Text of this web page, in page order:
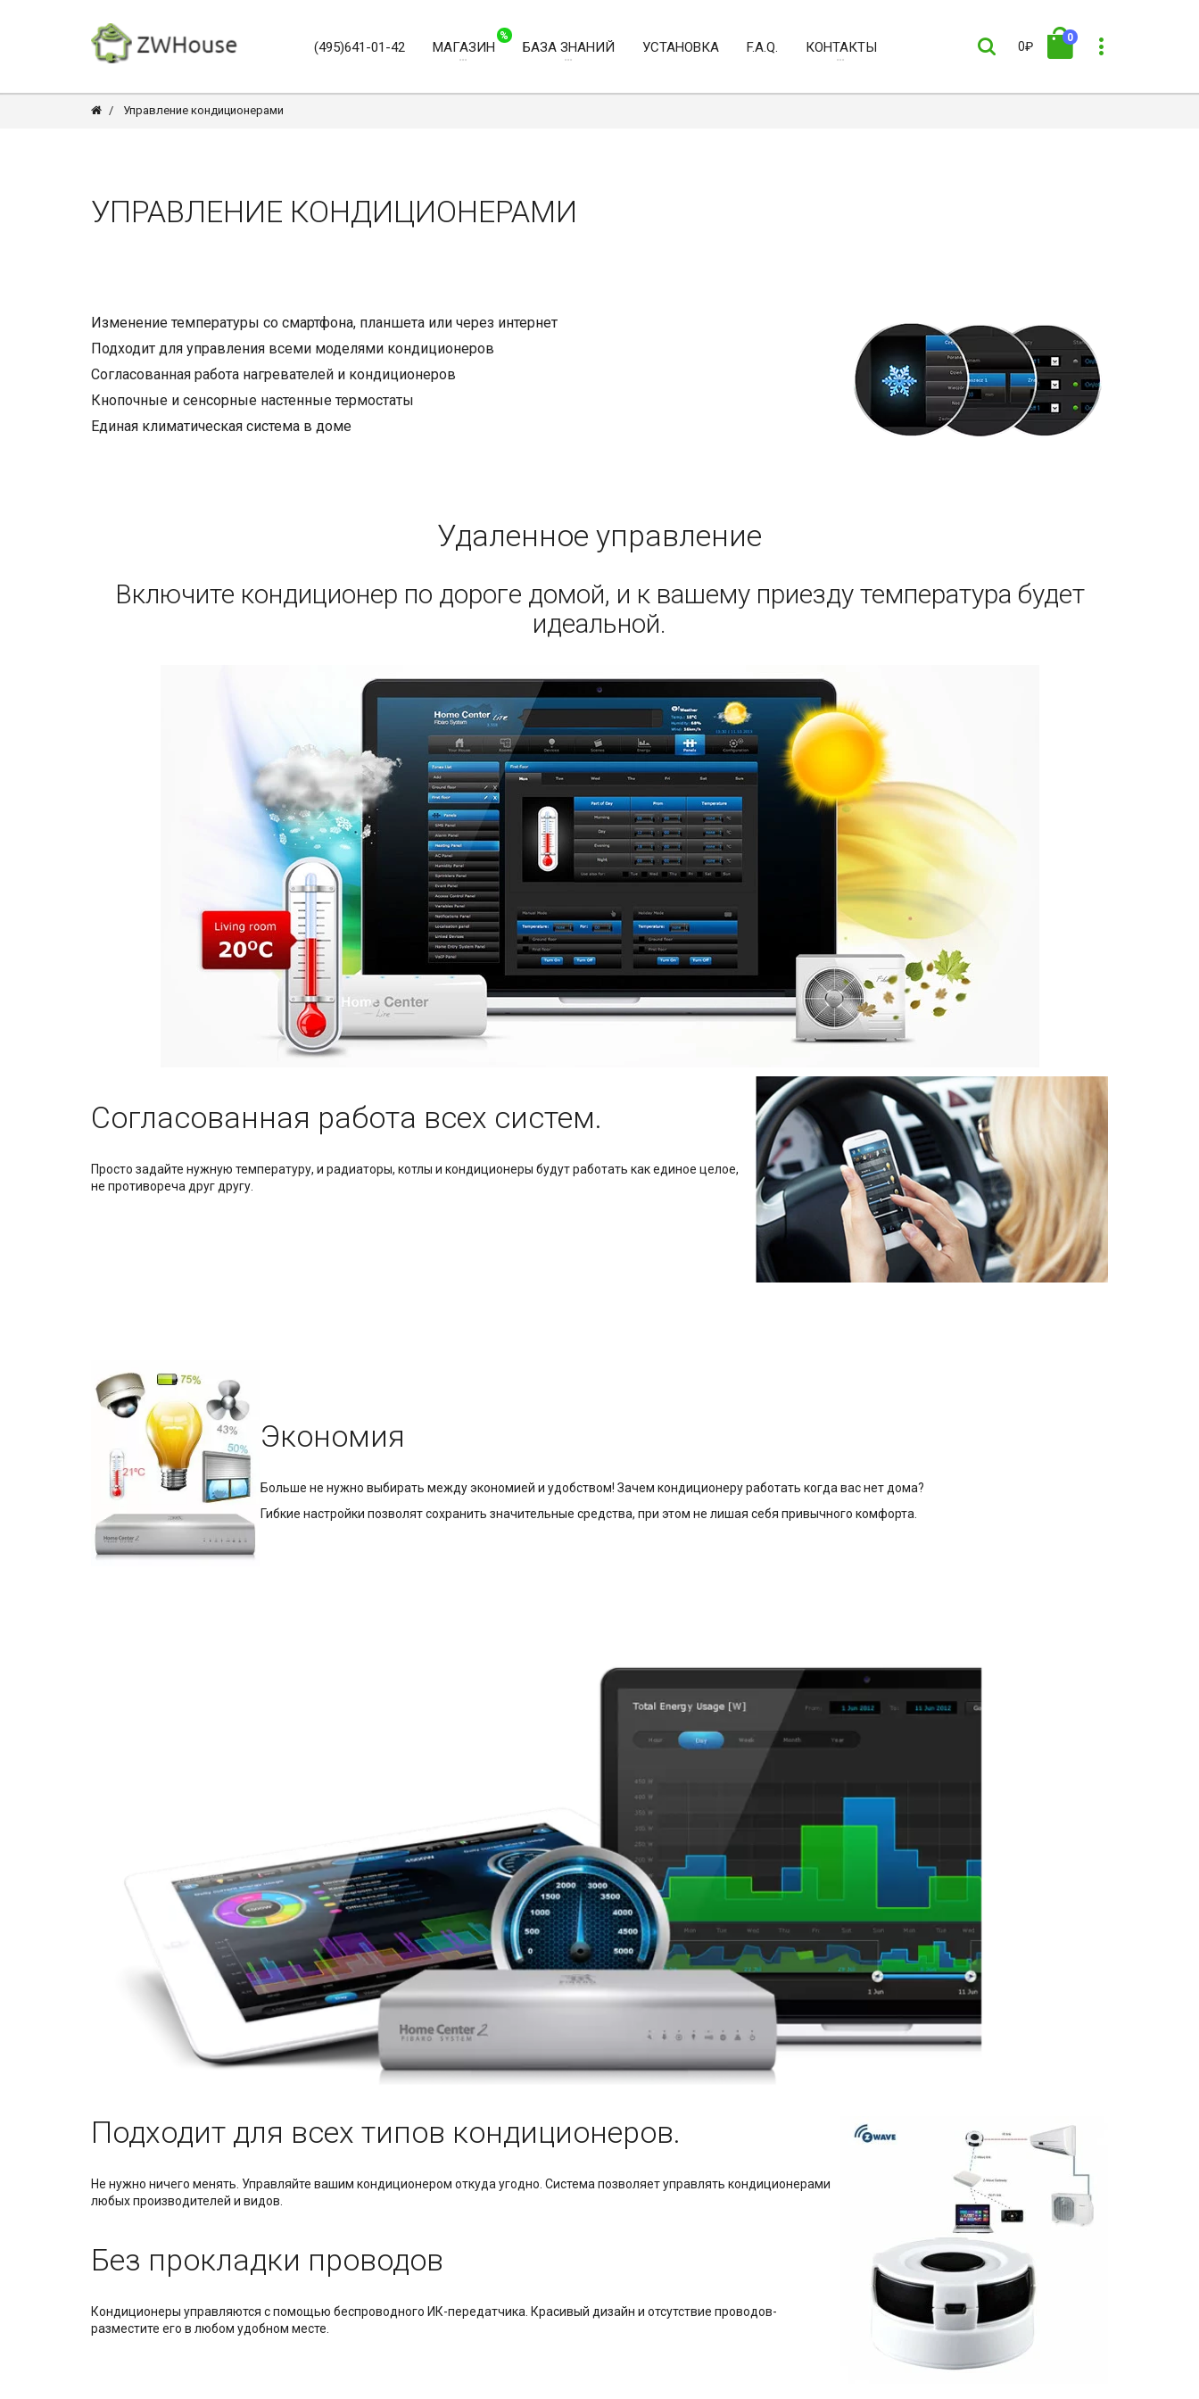
0₽
0
(495)641-01-42 МАГАЗИН
%
БАЗА ЗНАНИЙ УСТАНОВКА F.A.Q. КОНТАКТЫ
Управление кондиционерами
УПРАВЛЕНИЕ КОНДИЦИОНЕРАМИ
Изменение температуры со смартфона, планшета или через интернет
Подходит для управления всеми моделями кондиционеров
Согласованная работа нагревателей и кондиционеров
Кнопочные и сенсорные настенные термостаты
Единая климатическая система в доме
Удаленное управление
Включите кондиционер по дороге домой, и к вашему приезду температура будет
идеальной.
Согласованная работа всех систем.
Просто задайте нужную температуру, и радиаторы, котлы и кондиционеры будут работать как единое целое,
не противореча друг другу.
Экономия
Больше не нужно выбирать между экономией и удобством! Зачем кондиционеру работать когда вас нет дома?
Гибкие настройки позволят сохранить значительные средства, при этом не лишая себя привычного комфорта.
Подходит для всех типов кондиционеров.
Не нужно ничего менять. Управляйте вашим кондиционером откуда угодно. Система позволяет управлять кондиционерами
любых производителей и видов.
Без прокладки проводов
Кондиционеры управляются с помощью беспроводного ИК-передатчика. Красивый дизайн и отсутствие проводов-
разместите его в любом удобном месте.